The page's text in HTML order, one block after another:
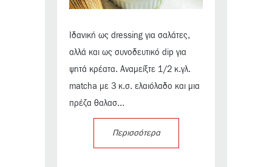
Ιδανική ως dressing για σαλάτες,
αλλά και ως συνοδευτικό dip για
ψητά κρέατα. Αναμείξτε 1/2 κ.γλ.
matcha με 3 κ.σ. ελαιόλαδο και μια
πρέζα θαλασ...
Περισσότερα